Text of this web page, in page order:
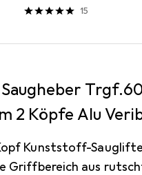
15
Saugheber
2 Köpfe Alu
Kunststoff-
Griffbereich aus